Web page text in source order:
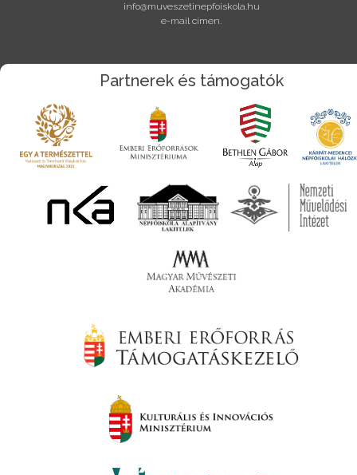
info@muveszetinepfoiskola.hu
e-mail címen.
Partnerek és támogatók